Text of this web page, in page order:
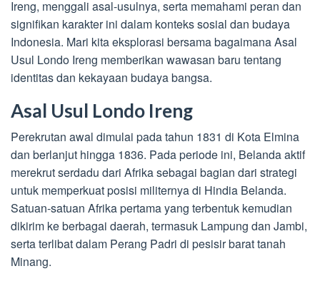
Ireng, menggali asal-usulnya, serta memahami peran dan
signifikan karakter ini dalam konteks sosial dan budaya
Indonesia. Mari kita eksplorasi bersama bagaimana Asal
Usul Londo Ireng memberikan wawasan baru tentang
identitas dan kekayaan budaya bangsa.
Asal Usul Londo Ireng
Perekrutan awal dimulai pada tahun 1831 di Kota Elmina
dan berlanjut hingga 1836. Pada periode ini, Belanda aktif
merekrut serdadu dari Afrika sebagai bagian dari strategi
untuk memperkuat posisi militernya di Hindia Belanda.
Satuan-satuan Afrika pertama yang terbentuk kemudian
dikirim ke berbagai daerah, termasuk Lampung dan Jambi,
serta terlibat dalam Perang Padri di pesisir barat tanah
Minang.